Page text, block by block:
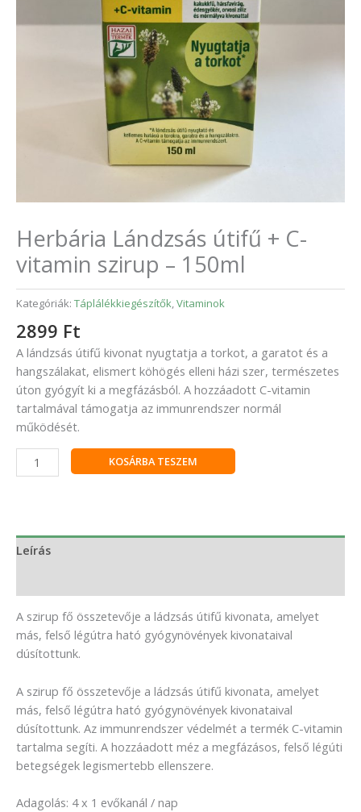
Herbária Lándzsás útifű + C-
vitamin szirup – 150ml
Kategóriák: Táplálékkiegészítők,Vitaminok
2899 Ft
A lándzsás útifű kivonat nyugtatja a torkot, a garatot és a
hangszálakat, elismert köhögés elleni házi szer, természetes
úton gyógyít ki a megfázásból. A hozzáadott C-vitamin
tartalmával támogatja az immunrendszer normál
működését.
KOSÁRBA TESZEM
Leírás
A szirup fő összetevője a ládzsás útifű kivonata, amelyet
más, felső légútra ható gyógynövények kivonataival
dúsítottunk.
A szirup fő összetevője a ládzsás útifű kivonata, amelyet
más, felső légútra ható gyógynövények kivonataival
dúsítottunk. Az immunrendszer védelmét a termék C-vitamin
tartalma segíti. A hozzáadott méz a megfázásos, felső légúti
betegségek legismertebb ellenszere.
Adagolás: 4 x 1 evőkanál / nap